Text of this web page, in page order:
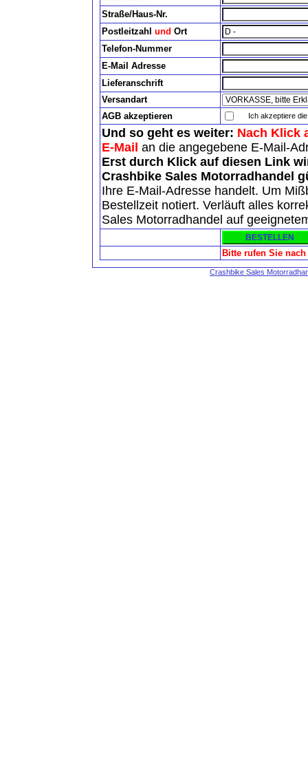
Straße/Haus-Nr.
Postleitzahl und Ort
Telefon-Nummer
E-Mail Adresse
Lieferanschrift
Versandart
AGB akzeptieren
Ich akzeptiere die
Und so geht es weiter: Nach Klick
E-Mail an die angegebene E-Mail-
Erst durch Klick auf diesen Link
Crashbike Sales Motorradhandel
Ihre E-Mail-Adresse handelt. Um
Bestellzeit notiert. Verläuft alles
Sales Motorradhandel auf
Bitte rufen Sie
Crashbike Sales